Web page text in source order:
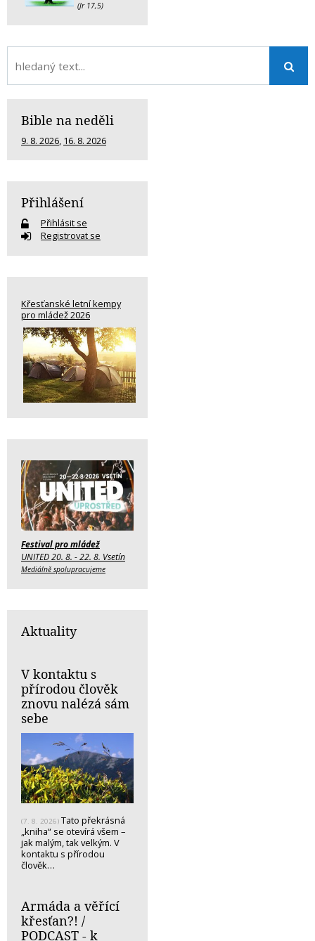
(Jr 17,5)
Bible na neděli
9. 8. 2026, 16. 8. 2026
Přihlášení
Přihlásit se
Registrovat se
Křesťanské letní kempy
pro mládež 2026
Festival pro mládež
UNITED 20. 8. - 22. 8. Vsetín
Mediálně spolupracujeme
Aktuality
V kontaktu s
přírodou člověk
znovu nalézá sám
sebe
(7. 8. 2026) Tato překrásná
„kniha“ se otevírá všem –
jak malým, tak velkým. V
kontaktu s přírodou
člověk…
Armáda a věřící
křesťan?! /
PODCAST - k